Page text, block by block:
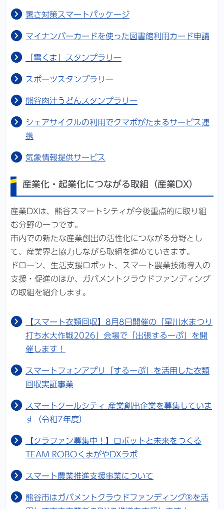
暑さ対策スマートパッケージ
マイナンバーカードを使った図書館利用カード申請
「雪くま」スタンプラリー
スポーツスタンプラリー
熊谷肉汁うどんスタンプラリー
シェアサイクルの利用でクマポがたまるサービス連
携
気象情報提供サービス
産業化・起業化につながる取組（産業DX）
産業DXは、熊谷スマートシティが今後重点的に取り組
む分野の一つです。
市内での新たな産業創出の活性化につながる分野とし
て、産業界と協力しながら取組を進めていきます。
ドローン、生活支援ロボット、スマート農業技術導入の
支援・促進のほか、ガバメントクラウドファンディング
の取組を紹介します。
【スマート衣類回収】8月8日開催の「星川水まつり
打ち水大作戦2026」会場で「出張するーぷ」を開
催します！
スマートフォンアプリ「するーぷ」を活用した衣類
回収実証事業
スマートクールシティ 産業創出企業を募集していま
す（令和7年度）
【クラファン募集中！】ロボットと未来をつくる
TEAM ROBOくまがやDXラボ
スマート農業推進支援事業について
熊谷市はガバメントクラウドファンディング®を活